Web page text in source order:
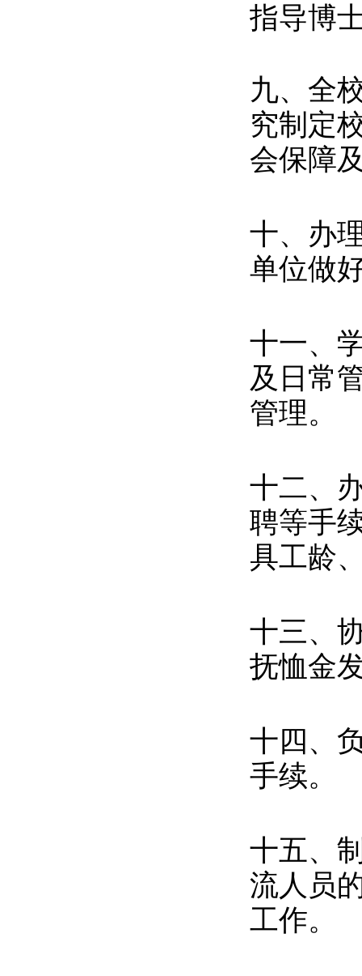
指导博
九、全
究制定
会保障
十、办
单位做
十一、
及日常
管理。
十二、
聘等手
具工龄
十三、
抚恤金
十四、
手续。
十五、
流人员
工作。